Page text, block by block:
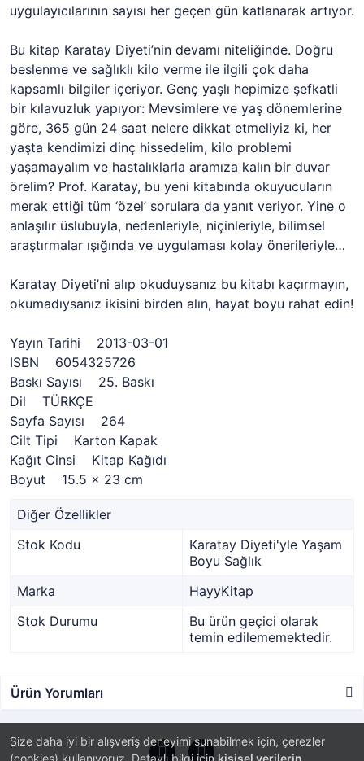
Size daha iyi bir alışveriş deneyimi sunabilmek için, çerezler
(cookies) kullanıyoruz. Detaylı bilgi için kişisel verilerin
uygulayıcılarının sayısı her geçen gün katlanarak artıyor.
Bu kitap Karatay Diyeti’nin devamı niteliğinde. Doğru
beslenme ve sağlıklı kilo verme ile ilgili çok daha
kapsamlı bilgiler içeriyor. Genç yaşlı hepimize şefkatli
bir kılavuzluk yapıyor: Mevsimlere ve yaş dönemlerine
göre, 365 gün 24 saat nelere dikkat etmeliyiz ki, her
yaşta kendimizi dinç hissedelim, kilo problemi
yaşamayalım ve hastalıklarla aramıza kalın bir duvar
örelim? Prof. Karatay, bu yeni kitabında okuyucuların
merak ettiği tüm ‘özel’ sorulara da yanıt veriyor. Yine o
anlaşılır üslubuyla, nedenleriyle, niçinleriyle, bilimsel
araştırmalar ışığında ve uygulaması kolay önerileriyle…
Karatay Diyeti’ni alıp okuduysanız bu kitabı kaçırmayın,
okumadıysanız ikisini birden alın, hayat boyu rahat edin!
Yayın Tarihi 2013-03-01
ISBN 6054325726
Baskı Sayısı 25. Baskı
Dil TÜRKÇE
Sayfa Sayısı 264
Cilt Tipi Karton Kapak
Kağıt Cinsi Kitap Kağıdı
Boyut 15.5 x 23 cm
Diğer Özellikler
Stok Kodu
Karatay Diyeti'yle Yaşam
Boyu Sağlık
Marka
HayyKitap
Stok Durumu
Bu ürün geçici olarak
temin edilememektedir.
Ürün Yorumları